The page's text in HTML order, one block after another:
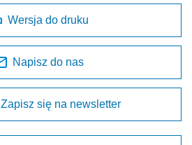
Wersja do druku
Napisz do nas
Zapisz się na newsletter